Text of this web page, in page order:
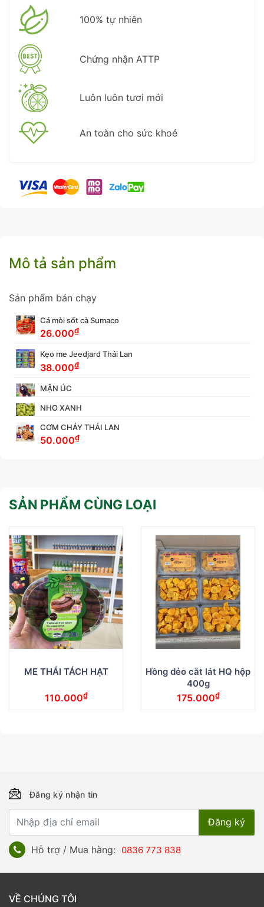
100% tự nhiên
Chứng nhận ATTP
Luôn luôn tươi mới
An toàn cho sức khoẻ
Mô tả sản phẩm
Sản phẩm bán chạy
Cá mòi sốt cà Sumaco
26.000₫
Kẹo me Jeedjard Thái Lan
38.000₫
MẬN ÚC
NHO XANH
CƠM CHÁY THÁI LAN
50.000₫
SẢN PHẨM CÙNG LOẠI
ME THÁI TÁCH HẠT
110.000₫
Hồng dẻo cắt lát HQ hộp
400g
175.000₫
Đăng ký nhận tin
Hỗ trợ / Mua hàng: 0836 773 838
VỀ CHÚNG TÔI